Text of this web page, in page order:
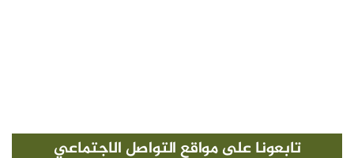
تابعونا على مواقع التواصل الاجتماعي